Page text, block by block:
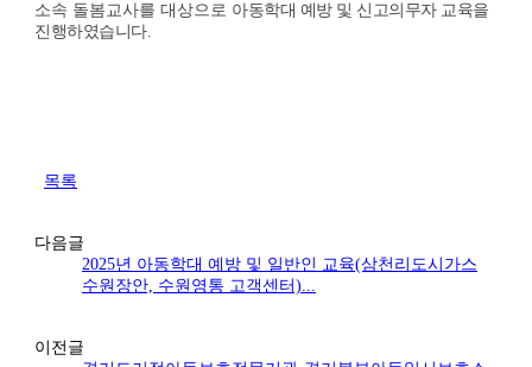
소속 돌봄교사를 대상으로 아동학대 예방 및 신고의무자 교육을
진행하였습니다.
목록
다음글
2025년 아동학대 예방 및 일반인 교육(삼천리도시가스
수원장안, 수원영통 고객센터)...
이전글